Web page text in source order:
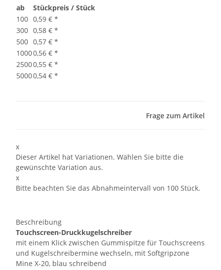
ab
Stückpreis / Stück
100 0,59 € *
300 0,58 € *
500 0,57 € *
10000,56 € *
25000,55 € *
50000,54 € *
Frage zum Artikel
x
Dieser Artikel hat Variationen. Wählen Sie bitte die
gewünschte Variation aus.
x
Bitte beachten Sie das Abnahmeintervall von 100 Stück.
Beschreibung
Touchscreen-Druckkugelschreiber
mit einem Klick zwischen Gummispitze für Touchscreens
und Kugelschreibermine wechseln, mit Softgripzone
Mine X-20, blau schreibend